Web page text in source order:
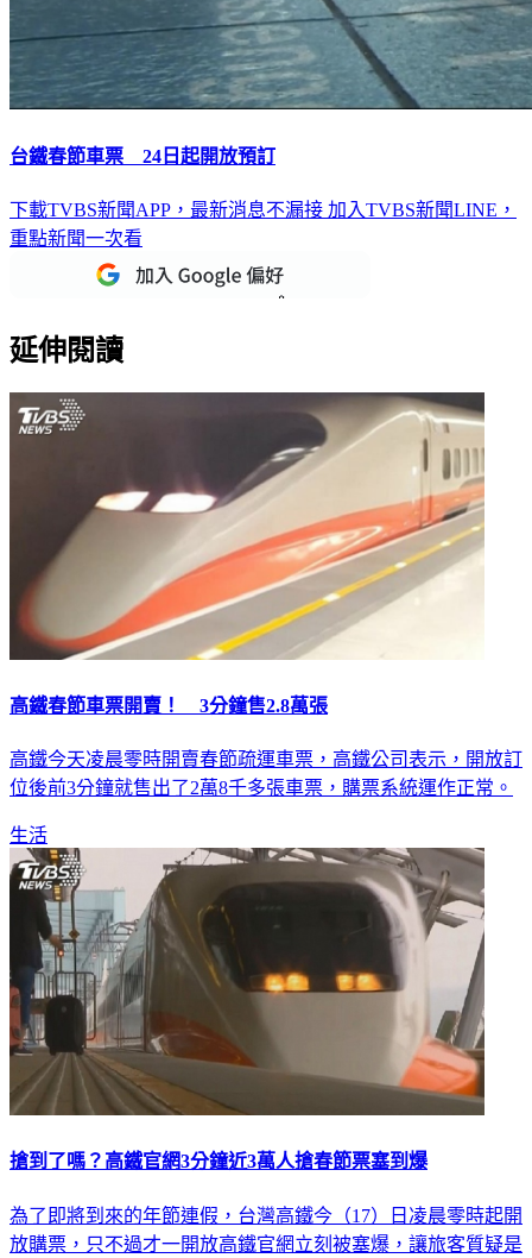
台鐵春節車票 24日起開放預訂
下載TVBS新聞APP，最新消息不漏接 加入TVBS新聞LINE，
重點新聞一次看
延伸閱讀
高鐵春節車票開賣！ 3分鐘售2.8萬張
高鐵今天凌晨零時開賣春節疏運車票，高鐵公司表示，開放訂
位後前3分鐘就售出了2萬8千多張車票，購票系統運作正常。
生活
搶到了嗎？高鐵官網3分鐘近3萬人搶春節票塞到爆
為了即將到來的年節連假，台灣高鐵今（17）日凌晨零時起開
放購票，只不過才一開放高鐵官網立刻被塞爆，讓旅客質疑是